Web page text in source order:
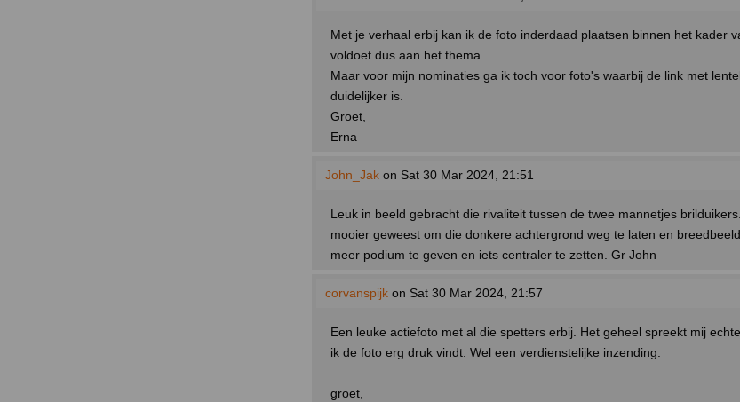
Met je verhaal erbij kan ik de foto inderdaad plaatsen binnen het kader
voldoet dus aan het thema.
Maar voor mijn nominaties ga ik toch voor foto's waarbij de link met
duidelijker is.
Groet,
Erna
John_Jak on Sat 30 Mar 2024, 21:51
Leuk in beeld gebracht die rivaliteit tussen de twee mannetjes
mooier geweest om die donkere achtergrond weg te laten en
meer podium te geven en iets centraler te zetten. Gr John
corvanspijk on Sat 30 Mar 2024, 21:57
Een leuke actiefoto met al die spetters erbij. Het geheel spreekt mij
ik de foto erg druk vindt. Wel een verdienstelijke inzending.
groet,